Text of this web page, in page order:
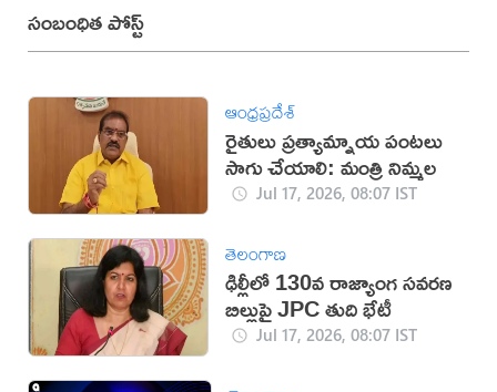
సంబంధిత పోస్ట్
ఆంధ్రప్రదేశ్
రైతులు ప్రత్యామ్నాయ పంటలు
సాగు చేయాలి: మంత్రి నిమ్మల
Jul 17, 2026, 08:07 IST
తెలంగాణ
ఢిల్లీలో 130వ రాజ్యాంగ సవరణ
బిల్లుపై JPC తుది భేటీ
Jul 17, 2026, 08:07 IST